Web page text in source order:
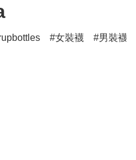
女裝襪
男裝襪